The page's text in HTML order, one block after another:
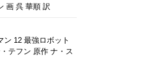
画 呉 華順 訳
ン 12 最強ロボット
テフン 原作 ナ・ス